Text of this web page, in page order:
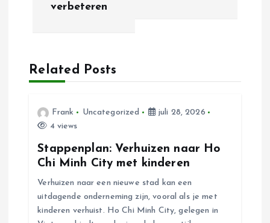
h
verbeteren
Related Posts
Frank Uncategorized
juli 28, 2026
4 views
Stappenplan: Verhuizen naar Ho
Chi Minh City met kinderen
Verhuizen naar een nieuwe stad kan een
uitdagende onderneming zijn, vooral als je met
kinderen verhuist. Ho Chi Minh City, gelegen in